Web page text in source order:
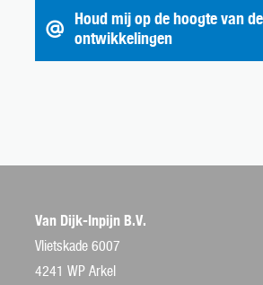
Houd mij op de hoogte van
ontwikkelingen
Van Dijk-Inpijn B.V.
Vlietskade 6007
4241 WP Arkel